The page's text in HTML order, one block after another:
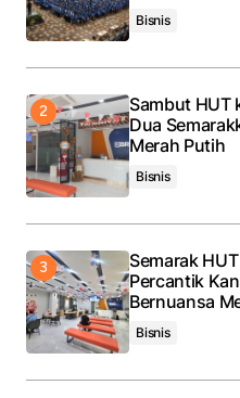
Bisnis
Sambut HUT
Dua
Merah Putih
Bisnis
Semarak
Percantik
Bernuansa
Bisnis